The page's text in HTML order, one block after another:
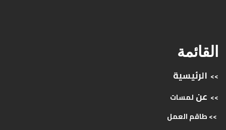
القائمة
>> الرئيسية
>> عن لمسات
>> طاقمالعمل